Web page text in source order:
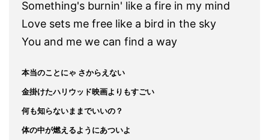
Something's burnin' like a fire in my mind
Love sets me free like a bird in the sky
You and me we can find a way
本当のことにゃ さからえない
金掛けたハリウッド映画よりもすごい
何も知らないままでいいの？
体の中が燃えるようにあついよ